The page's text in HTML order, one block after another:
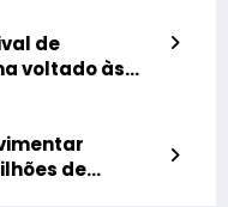
de
voltado às
de